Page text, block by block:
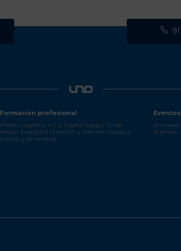
Formación profesional
Máster Logística 4.0 y Digital Supply Chain
Máster Executive Dirección y Gestión Logística
Cursos y seminarios
Eventos
Jornadas
Premios